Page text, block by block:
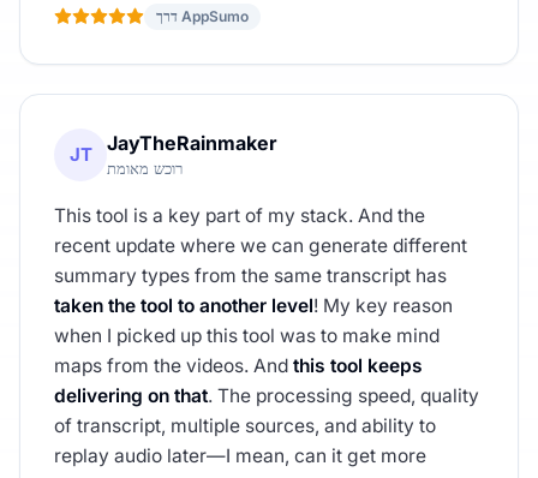
דרך AppSumo
JT JayTheRainmaker
רוכש מאומת
This tool is a key part of my stack. And the
recent update where we can generate different
summary types from the same transcript has
taken the tool to another level! My key reason
when I picked up this tool was to make mind
maps from the videos. And this tool keeps
delivering on that. The processing speed, quality
of transcript, multiple sources, and ability to
replay audio later—I mean, can it get more